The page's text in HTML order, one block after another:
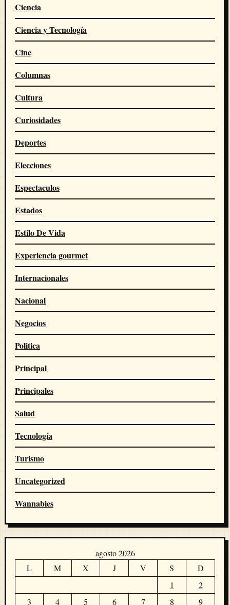
Ciencia
Ciencia y Tecnología
Cine
Columnas
Cultura
Curiosidades
Deportes
Elecciones
Espectaculos
Estados
Estilo De Vida
Experiencia gourmet
Internacionales
Nacional
Negocios
Politica
Principal
Principales
Salud
Tecnología
Turismo
Uncategorized
Wannabies
agosto 2026
L
M X J V S
D
1
2
3
4 5 6 7 8
9